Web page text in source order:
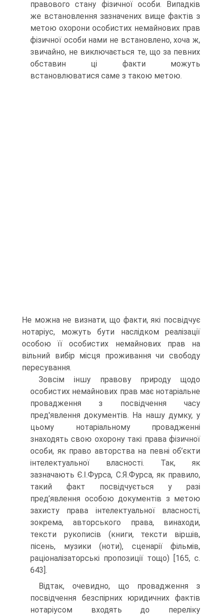
правового стану фізичної особи. Випадків
же встановлення зазначених вище фактів з
метою охорони особистих немайнових прав
фізичної особи нами не встановлено, хоча ж,
звичайно, не виключається те, що за певних
обставин ці факти можуть
встановлюватися саме з такою метою.
Не можна не визнати, що факти, які посвідчує
нотаріус, можуть бути наслідком реалізації
особою її особистих немайнових прав на
вільний вибір місця проживання чи свободу
пересування.
Зовсім іншу правову природу щодо
особистих немайнових прав має нотаріальне
провадження з посвідчення часу
пред'явлення документів. На нашу думку, у
цьому нотаріальному провадженні
знаходять свою охорону такі права фізичної
особи, як право авторства на певні об’єкти
інтелектуальної власності. Так, як
зазначають Є.І.Фурса, С.Я.Фурса, як правило,
такий факт посвідчується у разі
пред’явлення особою документів з метою
захисту права інтелектуальної власності,
зокрема, авторського права, винаходи,
тексти рукописів (книги, тексти віршів,
пісень, музики (ноти), сценарії фільмів,
раціоналізаторські пропозиції тощо) [165, с.
643].
Відтак, очевидно, що провадження з
посвідчення безспірних юридичних фактів
нотаріусом входять до переліку